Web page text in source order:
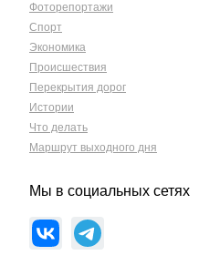
Фоторепортажи
Спорт
Экономика
Происшествия
Перекрытия дорог
Истории
Что делать
Маршрут выходного дня
Мы в социальных сетях